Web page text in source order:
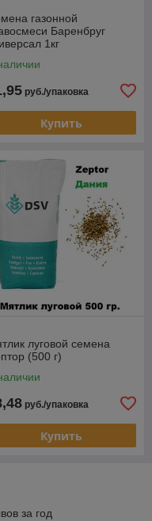
газонной
Баренбруг
1кг
руб./упаковка
Купить
луговой семена
(500 г)
руб./упаковка
Купить
за год